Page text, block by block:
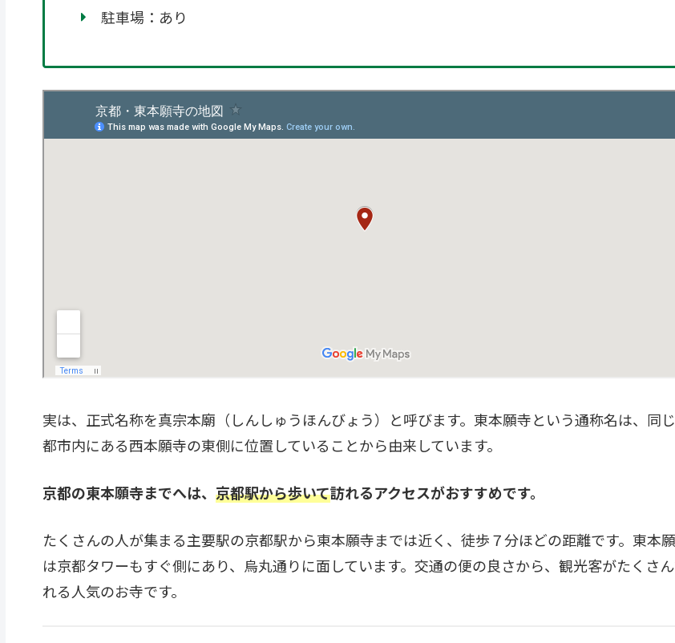
駐車場：あり
実は、正式名称を真宗本廟（しんしゅうほんびょう）と呼びます。東本願寺という通称名は、同
都市内にある西本願寺の東側に位置していることから由来しています。
京都の東本願寺までへは、 京都駅から歩いて訪れるアクセスがおすすめです。
たくさんの人が集まる主要駅の京都駅から東本願寺までは近く、徒歩７分ほどの距離です。東本
は京都タワーもすぐ側にあり、烏丸通りに面しています。交通の便の良さから、観光客がたくさ
れる人気のお寺です。